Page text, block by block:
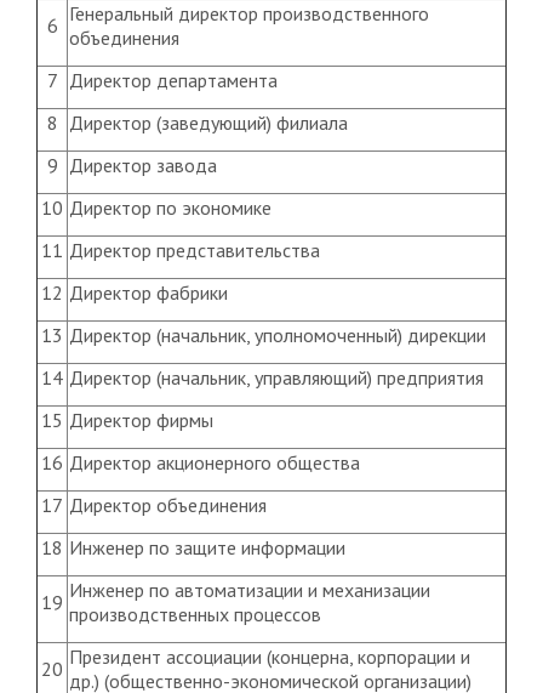
6 Генеральный директор производственного
объединения
7 Директор департамента
8 Директор (заведующий) филиала
9 Директор завода
10 Директор по экономике
11 Директор представительства
12 Директор фабрики
13 Директор (начальник, уполномоченный) дирекции
14 Директор (начальник, управляющий) предприятия
15 Директор фирмы
16 Директор акционерного общества
17 Директор объединения
18 Инженер по защите информации
19 Инженер по автоматизации и механизации
производственных процессов
20 Президент ассоциации (концерна, корпорации и
др.) (общественно-экономической организации)